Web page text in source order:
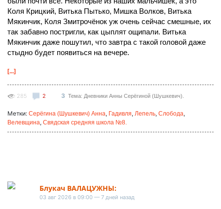
Коля Крицкий, Витька Пытько, Мишка Волков, Витька
Мякинчик, Коля Змитрочёнок уж очень сейчас смешные, их
так забавно постригли, как цыплят ощипали. Витька
Мякинчик даже пошутил, что завтра с такой головой даже
стыдно будет появиться на вечере.
[...]
285 2 3 Тема: Дневники Анны Серёгиной (Шушкевич).
Метки: Серёгина (Шушкевич) Анна, Гадивля, Лепель, Слобода,
Велевщина, Свядская средняя школа №8.
Блукач ВАЛАЦУЖНЫ:
03 авг 2026 в 09:00 — 7 дней назад